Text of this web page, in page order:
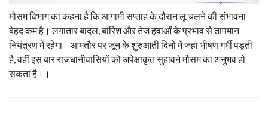
मौसम विभाग का कहना है कि आगामी सप्ताह के दौरान लू चलने की संभावना
बेहद कम है। लगातार बादल, बारिश और तेज हवाओं के प्रभाव से तापमान
नियंत्रण में रहेगा। आमतौर पर जून के शुरुआती दिनों में जहां भीषण गर्मी पड़ती
है, वहीं इस बार राजधानीवासियों को अपेक्षाकृत सुहावने मौसम का अनुभव हो
सकता है।।